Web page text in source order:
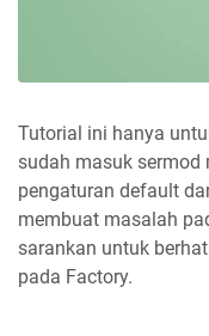
Tutorial ini hanya
sudah masuk sermod
pengaturan default
membuat masalah
sarankan untuk
pada Factory.